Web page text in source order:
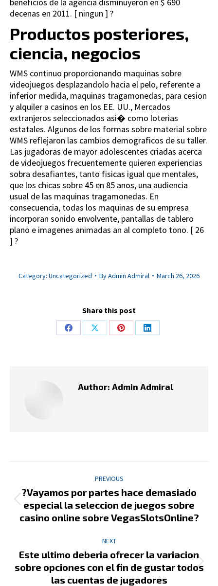
decenas en 2011. [ ningun ] ?
Productos posteriores,
ciencia, negocios
WMS continuo proporcionando maquinas sobre
videojuegos desplazandolo hacia el pelo, referente a
inferior medida, maquinas tragamonedas, para cesion
y alquiler a casinos en los EE. UU., Mercados
extranjeros seleccionados asi� como loterias
estatales. Algunos de los formas sobre material sobre
WMS reflejaron las cambios demograficos de su taller.
Las jugadoras de mayor adolescentes criadas acerca
de videojuegos frecuentemente quieren experiencias
sobra desafiantes, tanto fisicas igual que mentales,
que los chicas sobre 45 en 85 anos, una audiencia
usual de las maquinas tragamonedas. En
consecuencia, todas los maquinas de su empresa
incorporan sonido envolvente, pantallas de tablero
plano e imagenes animadas an al completo tono. [ 26
] ?
Category: Uncategorized ByAdmin Admiral March 26, 2026
Share this post
Share
Share
Share
Share
Author: Admin Admiral
navigation
PREVIOUS
Previous
post:
?Vayamos por partes hace demasiado
especial la seleccion de juegos sobre
casino online sobre VegasSlotsOnline?
NEXT
Next
post:
Este ultimo deberia ofrecer la variacion
sobre opciones con el fin de gustar todos
las cuentas de jugadores